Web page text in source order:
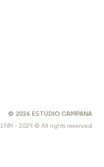
© 2026 ESTÚDIO CAMPANA
1984 - 2024 © All rights reserved